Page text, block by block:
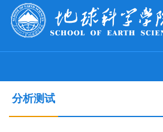
分析测试